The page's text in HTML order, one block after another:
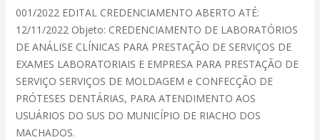
001/2022 EDITAL CREDENCIAMENTO ABERTO ATÉ:
12/11/2022 Objeto: CREDENCIAMENTO DE LABORATÓRIOS
DE ANÁLISE CLÍNICAS PARA PRESTAÇÃO DE SERVIÇOS DE
EXAMES LABORATORIAIS E EMPRESA PARA PRESTAÇÃO DE
SERVIÇO SERVIÇOS DE MOLDAGEM e CONFECÇÃO DE
PRÓTESES DENTÁRIAS, PARA ATENDIMENTO AOS
USUÁRIOS DO SUS DO MUNICÍPIO DE RIACHO DOS
MACHADOS.